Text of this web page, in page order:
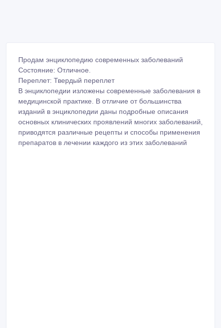
Продам энциклопедию современных заболеваний
Состояние: Отличное.
Переплет: Твердый переплет
В энциклопедии изложены современные заболевания в
медицинской практике. В отличие от большинства
изданий в энциклопедии даны подробные описания
основных клинических проявлений многих заболеваний,
приводятся различные рецепты и способы применения
препаратов в лечении каждого из этих заболеваний